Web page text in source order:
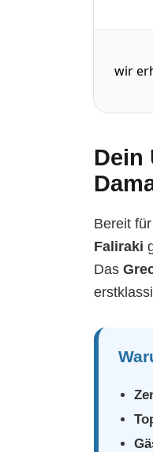
wir
Dein
Bereit für
Faliraki
Das